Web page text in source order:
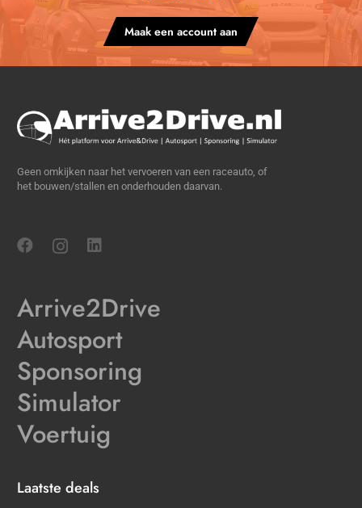
Maak een account aan
Geen omkijken naar het vervoeren van een raceauto, of
het bouwen/stallen en onderhouden daarvan.
Arrive2Drive
Autosport
Sponsoring
Simulator
Voertuig
Laatste deals